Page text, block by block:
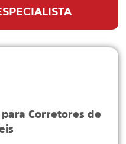
Corretores de